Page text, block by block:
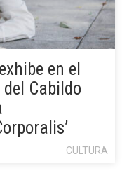
en el
Cabildo
CULTURA